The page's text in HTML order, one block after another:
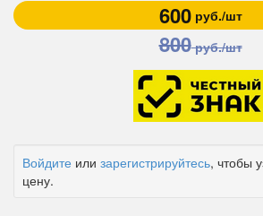
600руб./шт
800руб./шт
Войдите или зарегистрируйтесь, чтобы
цену.